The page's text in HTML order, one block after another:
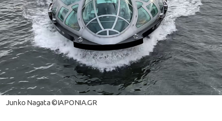
Junko Nagata ©IAPONIA.GR